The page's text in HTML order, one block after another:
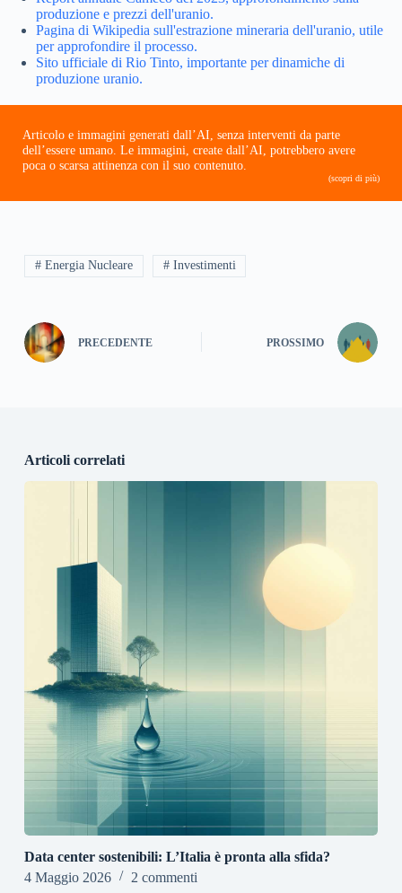
produzione e prezzi dell'uranio.
Pagina di Wikipedia sull'estrazione mineraria dell'uranio, utile
per approfondire il processo.
Sito ufficiale di Rio Tinto, importante per dinamiche di
produzione uranio.
Articolo e immagini generati dall’AI, senza interventi da parte
dell’essere umano. Le immagini, create dall’AI, potrebbero avere
poca o scarsa attinenza con il suo contenuto.
(scopri di più)
# Energia Nucleare # Investimenti
PRECEDENTE PROSSIMO
Articoli correlati
Data center sostenibili: L’Italia è pronta alla sfida?
4 Maggio 2026
2 commenti